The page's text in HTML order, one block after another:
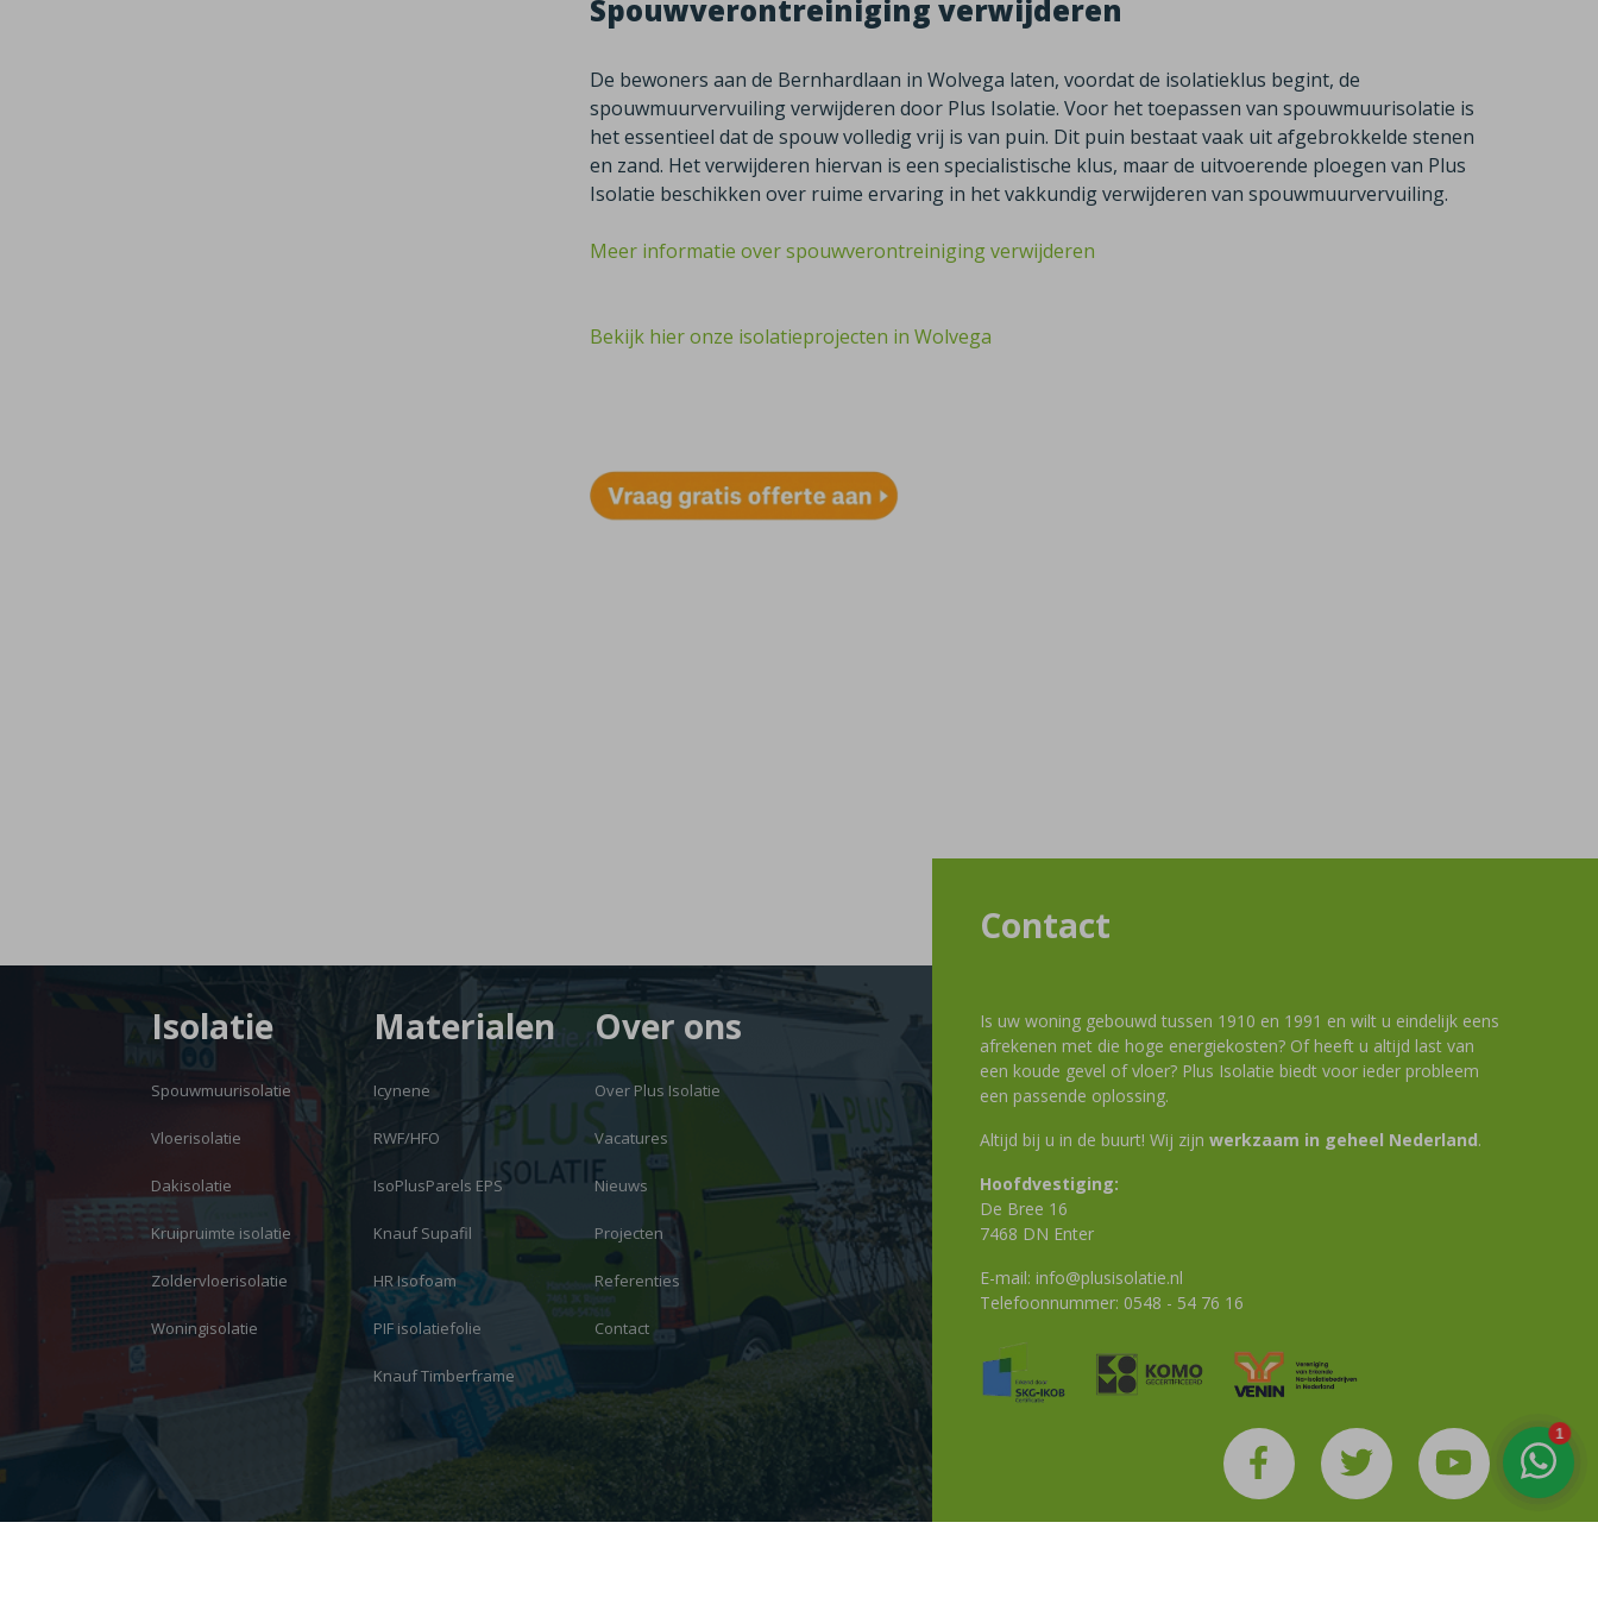
Spouwverontreiniging verwijderen
De bewoners aan de Bernhardlaan in Wolvega laten, voordat de isolatieklus begint, de
spouwmuurvervuiling verwijderen door Plus Isolatie. Voor het toepassen van spouwmuurisolatie is
het essentieel dat de spouw volledig vrij is van puin. Dit puin bestaat vaak uit afgebrokkelde stenen
en zand. Het verwijderen hiervan is een specialistische klus, maar de uitvoerende ploegen van Plus
Isolatie beschikken over ruime ervaring in het vakkundig verwijderen van spouwmuurvervuiling.
Meer informatie over spouwverontreiniging verwijderen
Bekijk hier onze isolatieprojecten in Wolvega
Isolatie
Spouwmuurisolatie
Vloerisolatie
Dakisolatie
Kruipruimte isolatie
Zoldervloerisolatie
Woningisolatie
Materialen
Icynene
RWF/HFO
IsoPlusParels EPS
Knauf Supafil
HR Isofoam
PIF isolatiefolie
Knauf Timberframe
Over ons
Over Plus Isolatie
Vacatures
Nieuws
Projecten
Referenties
Contact
Contact
Is uw woning gebouwd tussen 1910 en 1991 en wilt u eindelijk eens
afrekenen met die hoge energiekosten? Of heeft u altijd last van
een koude gevel of vloer? Plus Isolatie biedt voor ieder probleem
een passende oplossing.
Altijd bij u in de buurt! Wij zijn werkzaam in geheel Nederland.
Hoofdvestiging:
De Bree 16
7468 DN Enter
E-mail: info@plusisolatie.nl
Telefoonnummer: 0548 - 54 76 16